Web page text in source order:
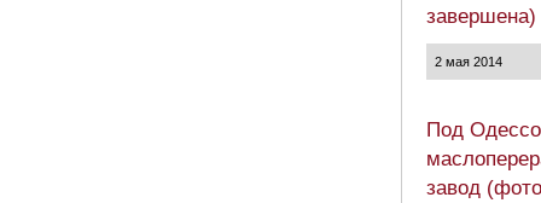
завершена)
2 мая 2014
Под
завод